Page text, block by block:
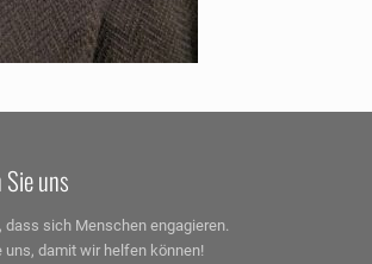
uns
dass sich Menschen engagieren.
uns, damit wir helfen können!